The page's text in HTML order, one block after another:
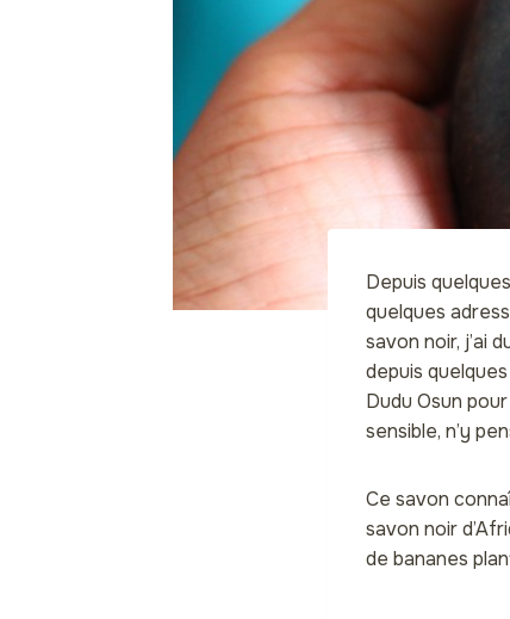
Depuis
quelques
savon noir, j’ai
depuis
Dudu Osun
sensible, n’y
Ce savon
savon noir
de bananes